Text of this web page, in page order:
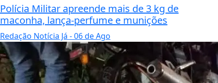
Polícia Militar apreende mais de 3 kg de
maconha, lança-perfume e munições
Redação Notícia Já - 06 de Ago